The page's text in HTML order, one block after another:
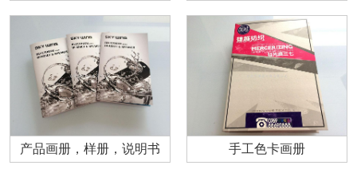
产品画册，样册，说明书 手工色卡画册